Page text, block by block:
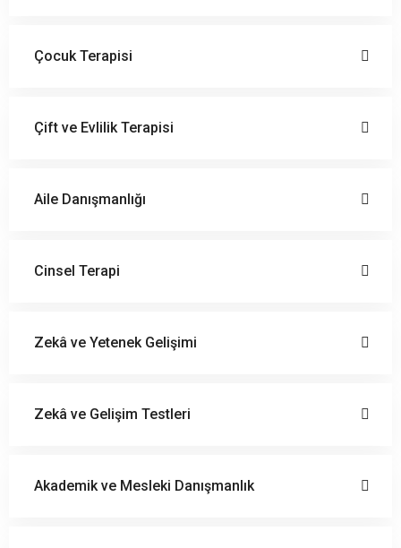
Çocuk Terapisi
Çift ve Evlilik Terapisi
Aile Danışmanlığı
Cinsel Terapi
Zekâ ve Yetenek Gelişimi
Zekâ ve Gelişim Testleri
Akademik ve Mesleki Danışmanlık